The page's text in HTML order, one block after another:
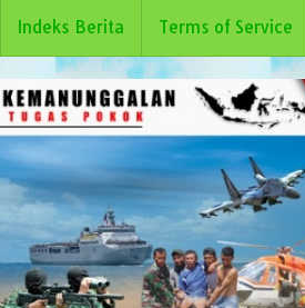
Indeks Berita Terms of Service